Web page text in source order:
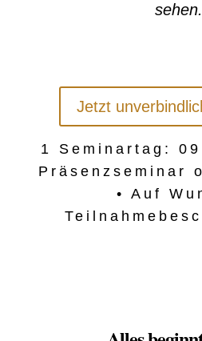
sehen.
Jetzt
1 Seminartag:
Präsenzseminar
• Auf